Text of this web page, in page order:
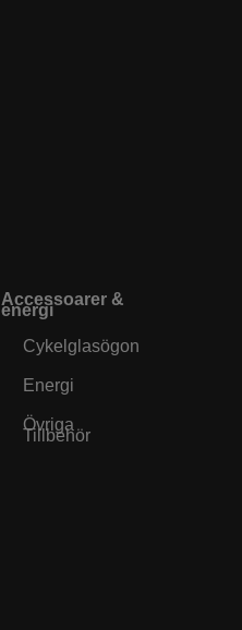
Accessoarer &
energi
Cykelglasögon
Energi
Övriga
Tillbehör